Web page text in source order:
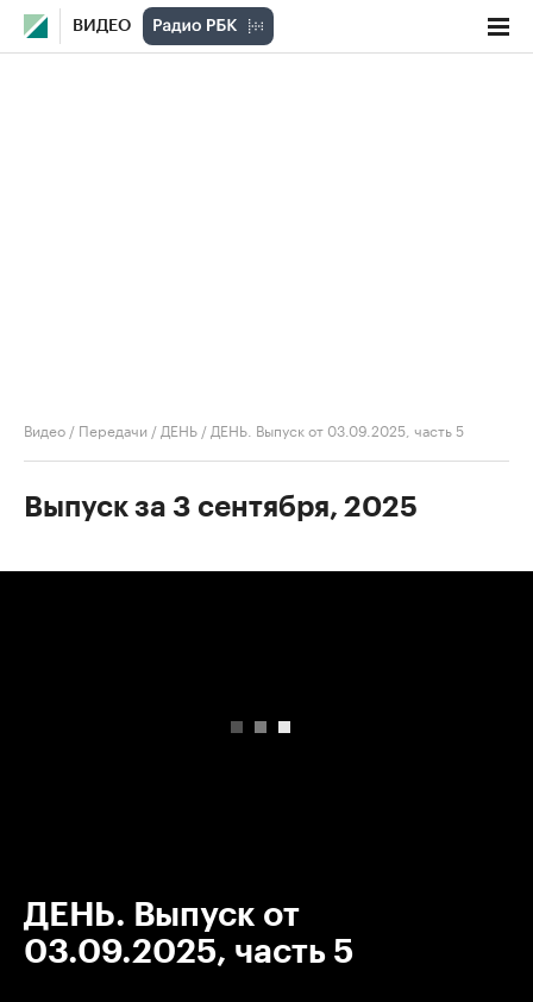
ВИДЕО
Видео / Передачи / ДЕНЬ / ДЕНЬ. Выпуск от 03.09.2025, часть 5
Выпуск за 3 сентября, 2025
ДЕНЬ. Выпуск от
03.09.2025, часть 5